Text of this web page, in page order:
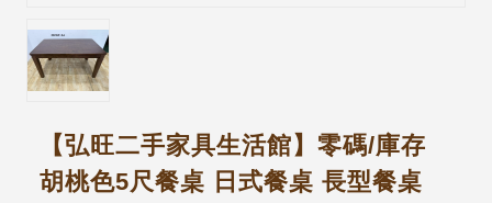
【弘旺二手家具生活館】零碼/庫存
胡桃色5尺餐桌 日式餐桌 長型餐桌